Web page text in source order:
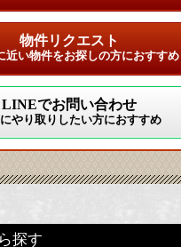
物件リクエスト
近い物件をお探しの方におすすめ
LINEでお問い合わせ
やり取りしたい方におすすめ
探す